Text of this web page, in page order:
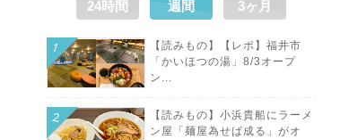
24時間 週間 3ヶ月
【読みもの】【レポ】福井市
「かいほつの湯」8/3オープ
ン...
【読みもの】小浜貴船にラーメ
ン屋「麺屋為せば成る」がオ